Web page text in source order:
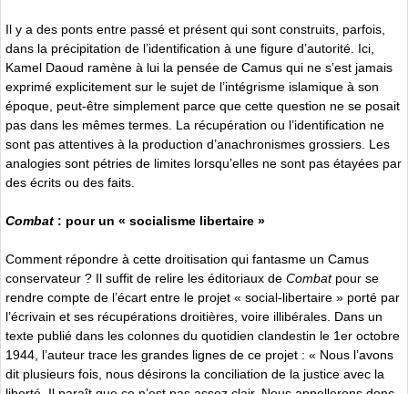
Il y a des ponts entre passé et présent qui sont construits, parfois,
dans la précipitation de l’identification à une figure d’autorité. Ici,
Kamel Daoud ramène à lui la pensée de Camus qui ne s’est jamais
exprimé explicitement sur le sujet de l’intégrisme islamique à son
époque, peut-être simplement parce que cette question ne se posait
pas dans les mêmes termes. La récupération ou l’identification ne
sont pas attentives à la production d’anachronismes grossiers. Les
analogies sont pétries de limites lorsqu’elles ne sont pas étayées par
des écrits ou des faits.
Combat : pour un « socialisme libertaire »
Comment répondre à cette droitisation qui fantasme un Camus
conservateur ? Il suffit de relire les éditoriaux de Combatpour se
rendre compte de l’écart entre le projet « social-libertaire » porté par
l’écrivain et ses récupérations droitières, voire illibérales. Dans un
texte publié dans les colonnes du quotidien clandestin le 1er octobre
1944, l’auteur trace les grandes lignes de ce projet : « Nous l’avons
dit plusieurs fois, nous désirons la conciliation de la justice avec la